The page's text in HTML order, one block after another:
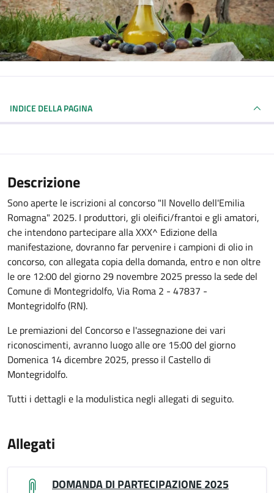
INDICE DELLA PAGINA
Descrizione
Sono aperte le iscrizioni al concorso "Il Novello dell'Emilia
Romagna" 2025. I produttori, gli oleifici/frantoi e gli amatori,
che intendono partecipare alla XXX^ Edizione della
manifestazione, dovranno far pervenire i campioni di olio in
concorso, con allegata copia della domanda, entro e non oltre
le ore 12:00 del giorno 29 novembre 2025 presso la sede del
Comune di Montegridolfo, Via Roma 2 - 47837 -
Montegridolfo (RN).
Le premiazioni del Concorso e l'assegnazione dei vari
riconoscimenti, avranno luogo alle ore 15:00 del giorno
Domenica 14 dicembre 2025, presso il Castello di
Montegridolfo.
Tutti i dettagli e la modulistica negli allegati di seguito.
Allegati
DOMANDA DI PARTECIPAZIONE 2025